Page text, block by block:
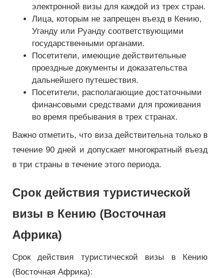
электронной визы для каждой из трех стран.
Лица, которым не запрещен въезд в Кению,
Уганду или Руанду соответствующими
государственными органами.
Посетители, имеющие действительные
проездные документы и доказательства
дальнейшего путешествия.
Посетители, располагающие достаточными
финансовыми средствами для проживания
во время пребывания в трех странах.
Важно отметить, что виза действительна только в
течение 90 дней и допускает многократный въезд
в три страны в течение этого периода.
Срок действия туристической
визы в Кению (Восточная
Африка)
Срок действия туристической визы в Кению
(Восточная Африка):